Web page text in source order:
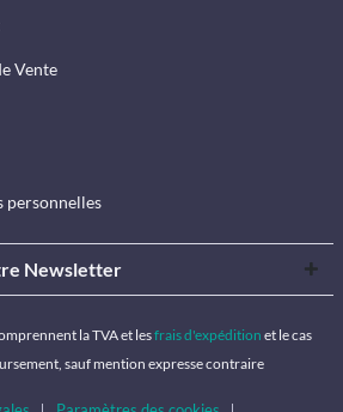
Vente
personnelles
Newsletter
la TVA et lesfrais d'expédition et le cas
sauf mention expresse contraire